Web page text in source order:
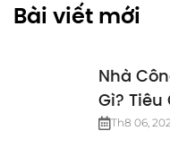
Bài viết mới
Nhà
Gì?
Th8 06,